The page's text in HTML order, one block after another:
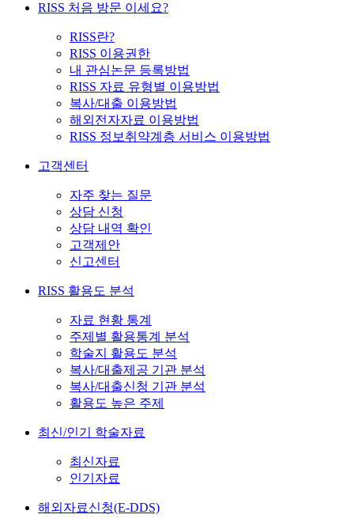
RISS 처음 방문 이세요?
RISS란?
RISS 이용권한
내 관심논문 등록방법
RISS 자료 유형별 이용방법
복사/대출 이용방법
해외전자자료 이용방법
RISS 정보취약계층 서비스 이용방법
고객센터
자주 찾는 질문
상담 신청
상담 내역 확인
고객제안
신고센터
RISS 활용도 분석
자료 현황 통계
주제별 활용통계 분석
학술지 활용도 분석
복사/대출제공 기관 분석
복사/대출신청 기관 분석
활용도 높은 주제
최신/인기 학술자료
최신자료
인기자료
해외자료신청(E-DDS)